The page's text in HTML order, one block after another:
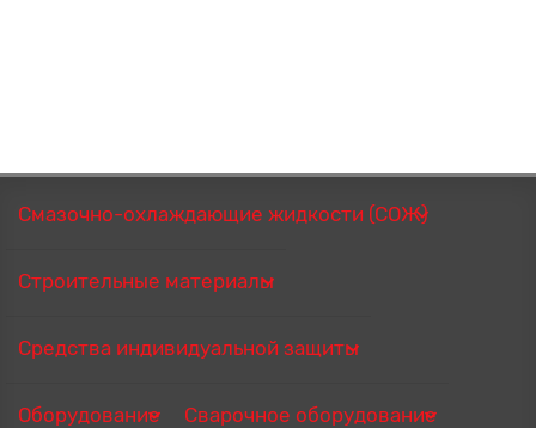
Смазочно-охлаждающие жидкости (СОЖ)
Строительные материалы
Средства индивидуальной защиты
Оборудование Сварочное оборудование